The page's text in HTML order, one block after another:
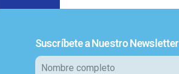
Suscríbete a Nuestro Newsletter